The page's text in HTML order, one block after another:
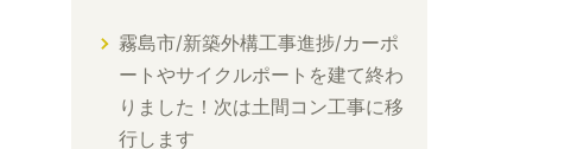
霧島市/新築外構工事進捗/カーポ
ートやサイクルポートを建て終わ
りました！次は土間コン工事に移
行します